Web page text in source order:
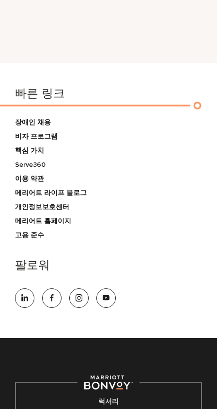
빠른 링크
장애인 채용
비자 프로그램
핵심 가치
Serve360
이용 약관
메리어트 라이프 블로그
개인정보보호센터
메리어트 홈페이지
고용 준수
팔로워
럭셔리